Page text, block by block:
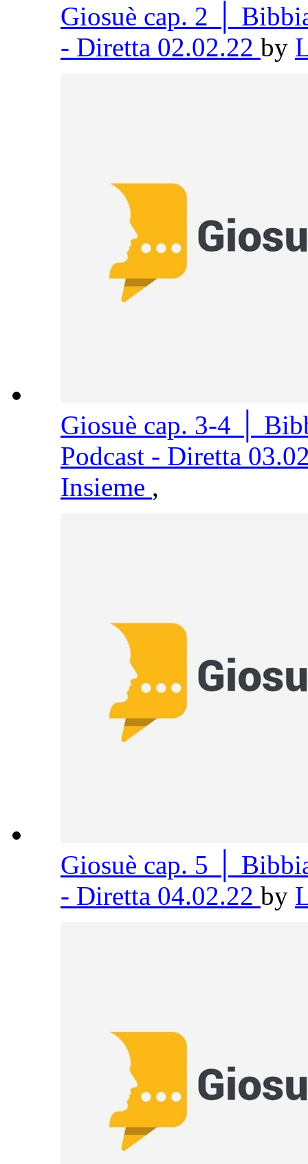
Giosuè cap. 2 │
- Diretta 02.02.22 by
Giosuè cap. 3-4 │
Podcast - Diretta
Insieme ,
Giosuè cap. 5 │
- Diretta 04.02.22 by